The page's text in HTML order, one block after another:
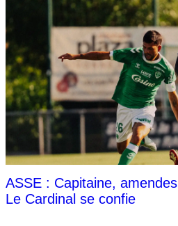
ASSE : Capitaine,
Le Cardinal se confie